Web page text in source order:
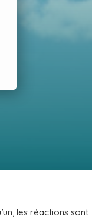
les réactions sont